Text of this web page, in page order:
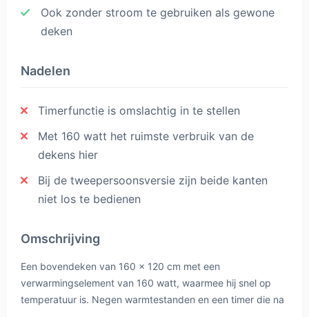
Ook zonder stroom te gebruiken als gewone
deken
Nadelen
Timerfunctie is omslachtig in te stellen
Met 160 watt het ruimste verbruik van de
dekens hier
Bij de tweepersoonsversie zijn beide kanten
niet los te bedienen
Omschrijving
Een bovendeken van 160 x 120 cm met een
verwarmingselement van 160 watt, waarmee hij snel op
temperatuur is. Negen warmtestanden en een timer die na